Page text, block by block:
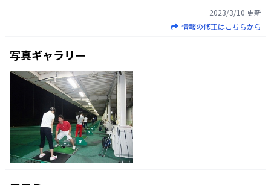
2023/3/10 更新
情報の修正はこちらから
写真ギャラリー